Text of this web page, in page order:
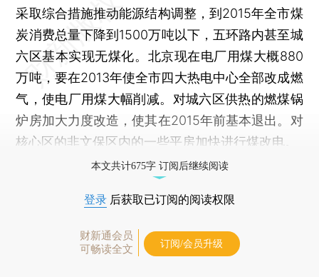
采取综合措施推动能源结构调整，到2015年全市煤
炭消费总量下降到1500万吨以下，五环路内甚至城
六区基本实现无煤化。北京现在电厂用煤大概880
万吨，要在2013年使全市四大热电中心全部改成燃
气，使电厂用煤大幅削减。对城六区供热的燃煤锅
炉房加大力度改造，使其在2015年前基本退出。对
核心区的非文保区内的一些平房加快进行煤改电。
本文共计675字 订阅后继续阅读
登录 后获取已订阅的阅读权限
财新通会员
可畅读全文
订阅/会员升级